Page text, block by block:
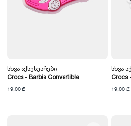
Სხვა Აქსესუარები
Crocs - Barbie Convertible
19,00 ₾
Სხვა
Crocs
19,00 ₾